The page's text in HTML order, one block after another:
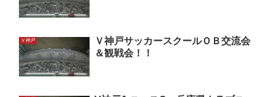
Ｖ神戸
Ｖ神戸サッカースクールＯＢ交流会
＆観戦会！！